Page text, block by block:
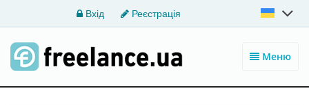
Вхід Реєстрація
Меню